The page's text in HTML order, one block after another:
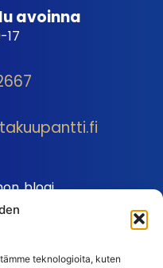
teknologioita, kuten
avoinna
17
blogi